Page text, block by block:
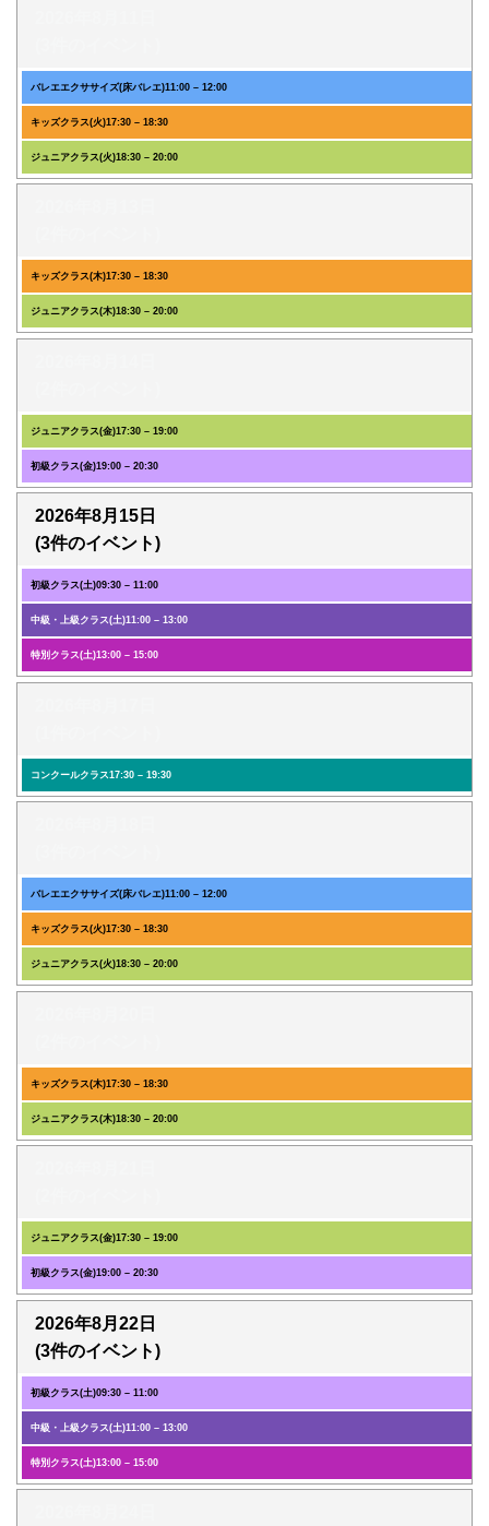
バレエエクササイズ(床バレエ)11:00 – 12:00
キッズクラス(火)17:30 – 18:30
ジュニアクラス(火)18:30 – 20:00
キッズクラス(木)17:30 – 18:30
ジュニアクラス(木)18:30 – 20:00
ジュニアクラス(金)17:30 – 19:00
初級クラス(金)19:00 – 20:30
2026年8月15日
(3件のイベント)
初級クラス(土)09:30 – 11:00
中級・上級クラス(土)11:00 – 13:00
特別クラス(土)13:00 – 15:00
コンクールクラス17:30 – 19:30
バレエエクササイズ(床バレエ)11:00 – 12:00
キッズクラス(火)17:30 – 18:30
ジュニアクラス(火)18:30 – 20:00
キッズクラス(木)17:30 – 18:30
ジュニアクラス(木)18:30 – 20:00
ジュニアクラス(金)17:30 – 19:00
初級クラス(金)19:00 – 20:30
2026年8月22日
(3件のイベント)
初級クラス(土)09:30 – 11:00
中級・上級クラス(土)11:00 – 13:00
特別クラス(土)13:00 – 15:00